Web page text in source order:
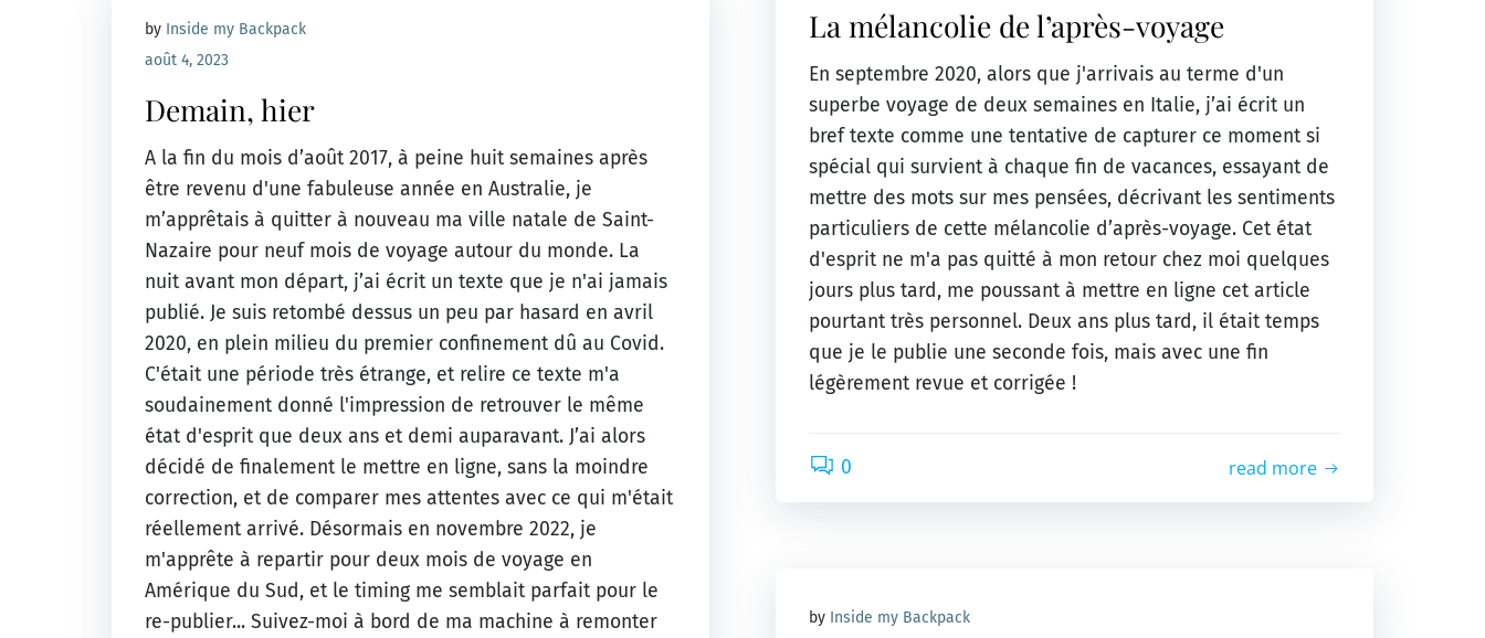
La mélancolie de l’après-voyage
En septembre 2020, alors que j'arrivais au terme d'un
superbe voyage de deux semaines en Italie, j’ai écrit un
bref texte comme une tentative de capturer ce moment si
spécial qui survient à chaque fin de vacances, essayant de
mettre des mots sur mes pensées, décrivant les sentiments
particuliers de cette mélancolie d’après-voyage. Cet état
d'esprit ne m'a pas quitté à mon retour chez moi quelques
jours plus tard, me poussant à mettre en ligne cet article
pourtant très personnel. Deux ans plus tard, il était temps
que je le publie une seconde fois, mais avec une fin
légèrement revue et corrigée !
0 read more
by Inside my Backpack
août 4, 2023
Demain, hier
A la fin du mois d’août 2017, à peine huit semaines après
être revenu d'une fabuleuse année en Australie, je
m’apprêtais à quitter à nouveau ma ville natale de Saint-
Nazaire pour neuf mois de voyage autour du monde. La
nuit avant mon départ, j’ai écrit un texte que je n'ai jamais
publié. Je suis retombé dessus un peu par hasard en avril
2020, en plein milieu du premier confinement dû au Covid.
C'était une période très étrange, et relire ce texte m'a
soudainement donné l'impression de retrouver le même
état d'esprit que deux ans et demi auparavant. J’ai alors
décidé de finalement le mettre en ligne, sans la moindre
correction, et de comparer mes attentes avec ce qui m'était
réellement arrivé. Désormais en novembre 2022, je
m'apprête à repartir pour deux mois de voyage en
Amérique du Sud, et le timing me semblait parfait pour le
re-publier... Suivez-moi à bord de ma machine à remonter
by Inside my Backpack